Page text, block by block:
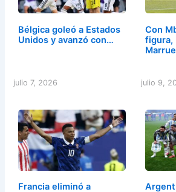
Bélgica goleó a Estados
Unidos y avanzó con…
julio 7, 2026
Con
figura,
julio 9,
Francia eliminó a